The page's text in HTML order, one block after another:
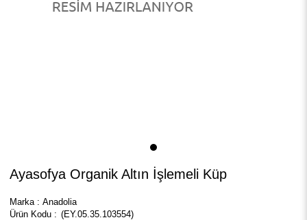
Ayasofya Organik Altın İşlemeli Küp
Marka : Anadolia
(EY.05.35.103554)